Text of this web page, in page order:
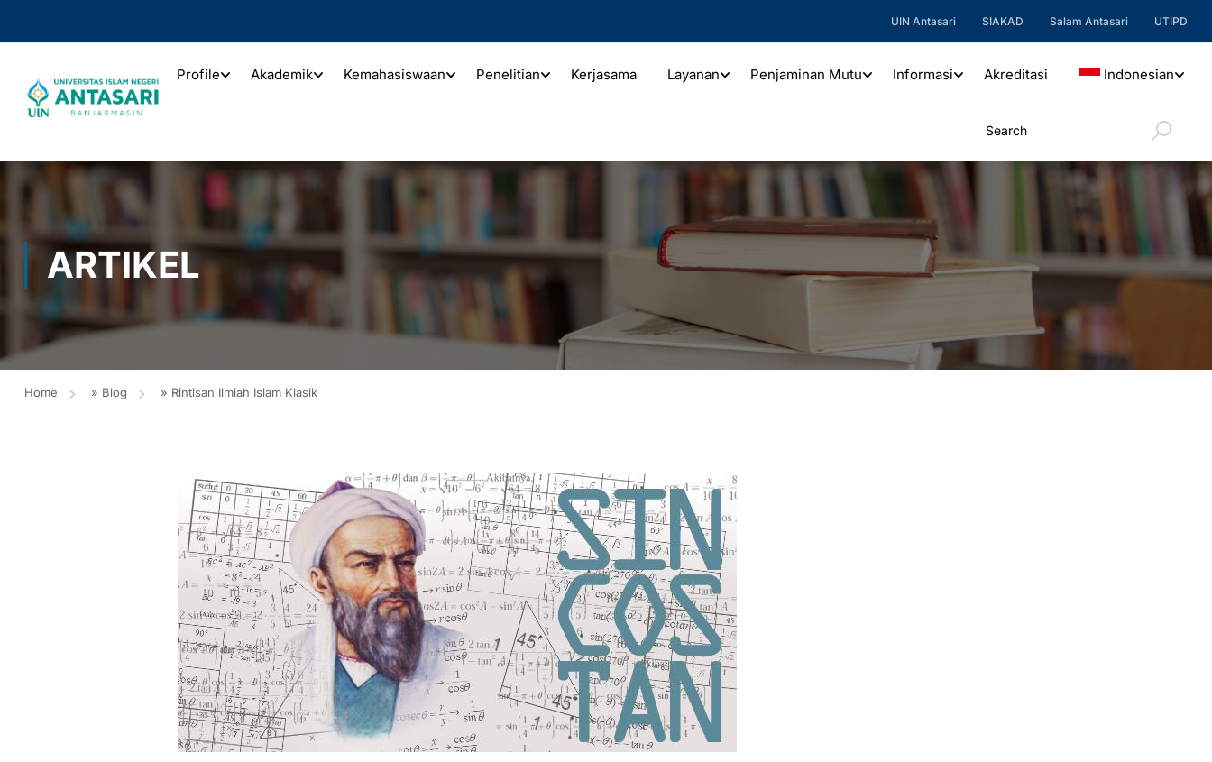
UIN Antasari SIAKAD Salam Antasari UTIPD
Profile Akademik Kemahasiswaan Penelitian Kerjasama Layanan Penjaminan Mutu Informasi Akreditasi Indonesian
ARTIKEL
Home » Blog » Rintisan Ilmiah Islam Klasik